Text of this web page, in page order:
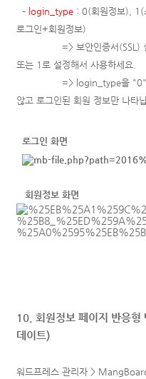
– login_type : 0(회원정보), 1(
로그인+회원정보)
=> 보안인증서(SSL) 설치
또는 1로 설정해서 사용하세요.
=> login_type을 "0" 으로
않고 로그인된 회원 정보만 나타
로그인 화면
회원정보 화면
10. 회원정보 페이지 반응
데이트)
워드프레스 관리자 >